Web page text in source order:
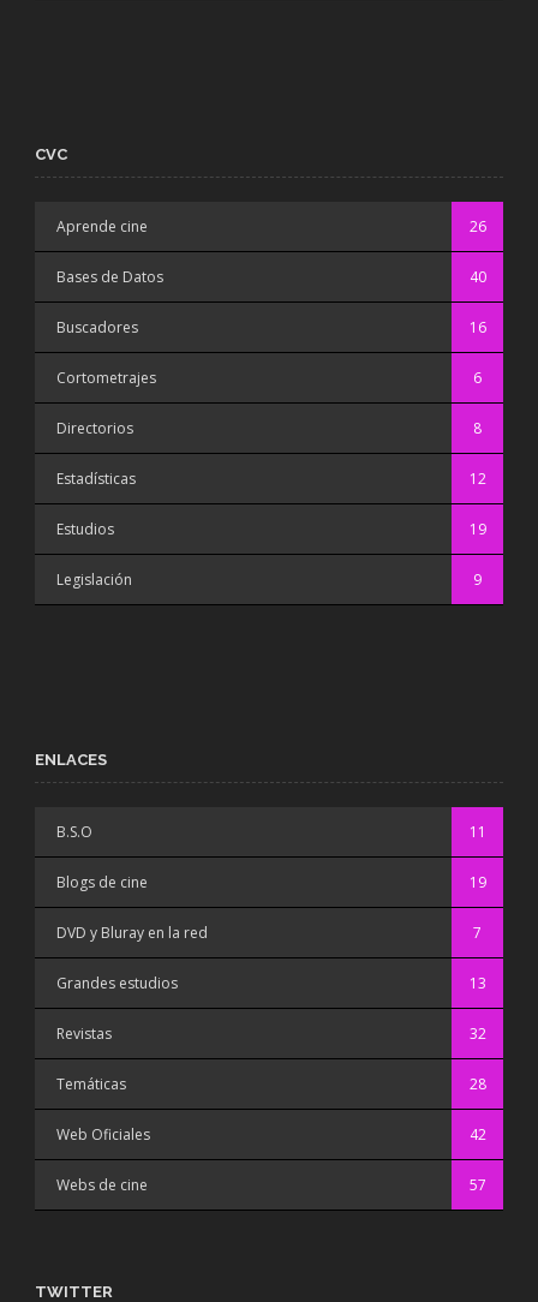
CVC
Aprende cine 26
Bases de Datos 40
Buscadores 16
Cortometrajes 6
Directorios 8
Estadísticas 12
Estudios 19
Legislación 9
ENLACES
B.S.O 11
Blogs de cine 19
DVD y Bluray en la red 7
Grandes estudios 13
Revistas 32
Temáticas 28
Web Oficiales 42
Webs de cine 57
TWITTER